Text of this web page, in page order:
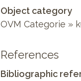
Object category
OVM Categorie »
References
Bibliographic